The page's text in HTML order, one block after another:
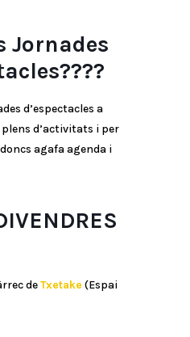
Jornades
????
d’espectacles a
d’activitats i per
agafa agenda i
deTxetake (Espai